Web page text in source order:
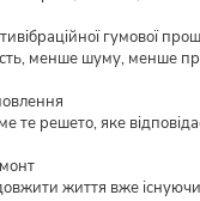
гумової
менше шуму, менше
те решето, яке
життя вже